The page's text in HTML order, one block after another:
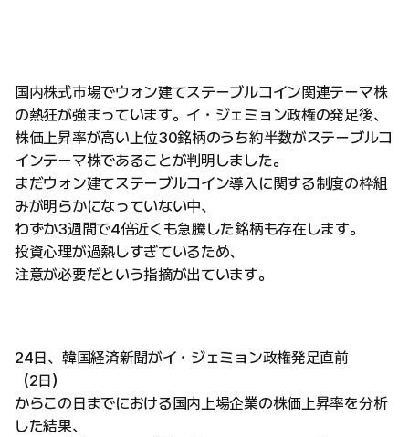
国内株式市場でウォン建てステーブルコイン関連テーマ株
の熱狂が強まっています。イ・ジェミョン政権の発足後、
株価上昇率が高い上位30銘柄のうち約半数がステーブルコ
インテーマ株であることが判明しました。
まだウォン建てステーブルコイン導入に関する制度の枠組
みが明らかになっていない中、
わずか3週間で4倍近くも急騰した銘柄も存在します。
投資心理が過熱しすぎているため、
注意が必要だという指摘が出ています。
24日、韓国経済新聞がイ・ジェミョン政権発足直前
（2日）
からこの日までにおける国内上場企業の株価上昇率を分析
した結果、